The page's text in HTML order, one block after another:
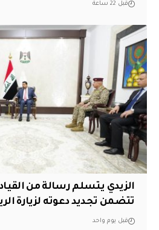
قبل 22 ساعة
الزيدي يتسلم رسالة من
تتضمن تجديد دعوته لزيارة
قبل يوم واحد